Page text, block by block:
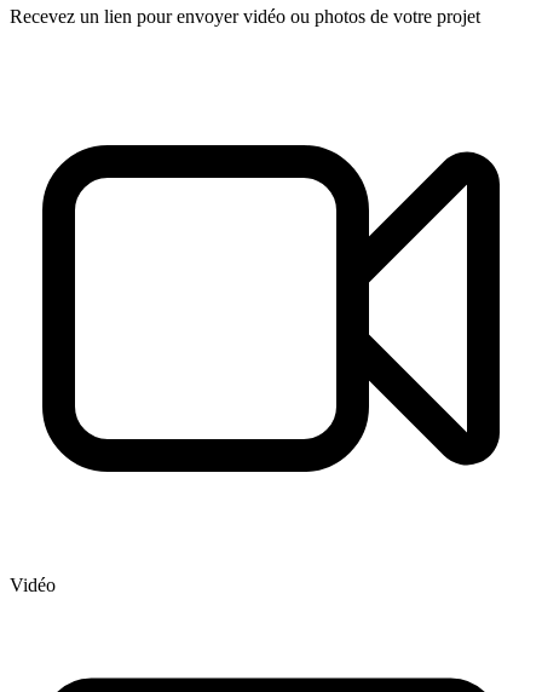
Recevez un lien pour envoyer vidéo ou photos de votre projet
Vidéo